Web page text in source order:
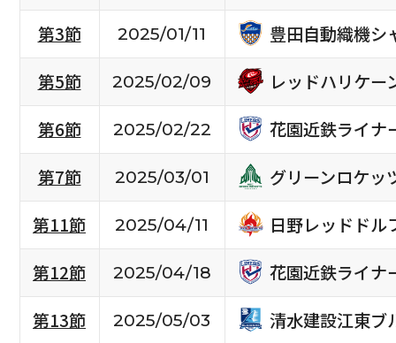
第3節
2025/01/11
豊田自動織機シ
第5節
2025/02/09
レッドハリケー
第6節
2025/02/22
花園近鉄ライナ
第7節
2025/03/01
グリーンロケッ
第11節
2025/04/11
日野レッドドル
第12節
2025/04/18
花園近鉄ライナ
第13節
2025/05/03
清水建設江東ブ